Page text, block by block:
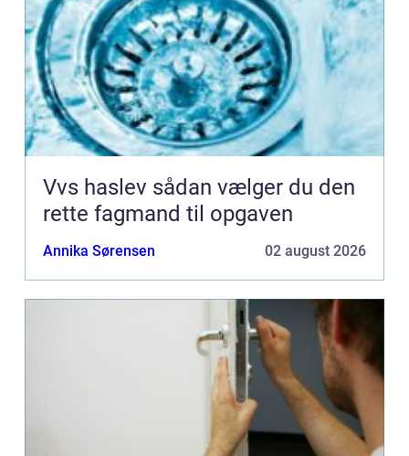
Vvs haslev sådan vælger du den
rette fagmand til opgaven
Annika Sørensen 02 august 2026